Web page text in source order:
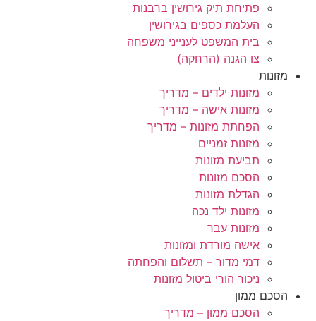
פתיחת תיק גירושין ברבנות
העלמת כספים בגירושין
בית המשפט לענייני משפחה
צו הגנה (הרחקה)
מזונות
מזונות ילדים – מדריך
מזונות אישה – מדריך
הפחתת מזונות – מדריך
מזונות זמניים
תביעת מזונות
הסכם מזונות
הגדלת מזונות
מזונות ילד נכה
מזונות עבר
אישה מורדת ומזונות
דמי מדור – תשלום והפחתה
ניכור הורי ביטול מזונות
הסכם ממון
הסכם ממון – מדריך